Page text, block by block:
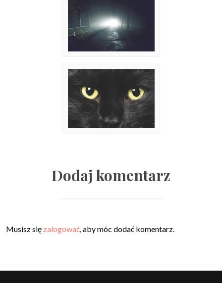
Dodaj komentarz
Musisz się zalogować , aby móc dodać komentarz.